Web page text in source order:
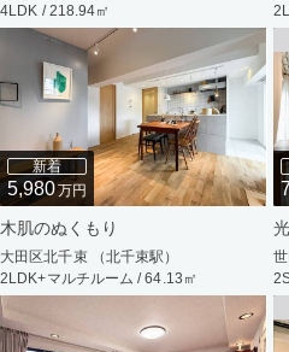
4LDK / 218.94㎡
新着
5,980万円
木肌のぬくもり
大田区北千束 （北千束駅）
2LDK+マルチルーム / 64.13㎡